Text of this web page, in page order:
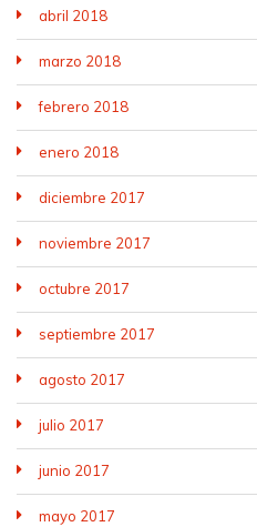
abril 2018
marzo 2018
febrero 2018
enero 2018
diciembre 2017
noviembre 2017
octubre 2017
septiembre 2017
agosto 2017
julio 2017
junio 2017
mayo 2017